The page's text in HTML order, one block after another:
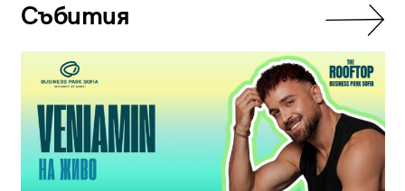
Събития